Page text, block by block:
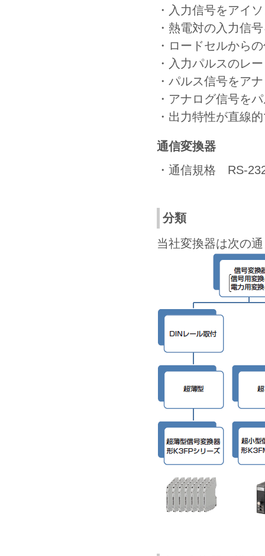
・入力信号をアイ
・熱電対の入力信
・ロードセルから
・入力パルスのレ
・パルス信号をア
・アナログ信号を
・出力特性が直線
通信変換器
・通信規格 RS-
分類
当社変換器は次の